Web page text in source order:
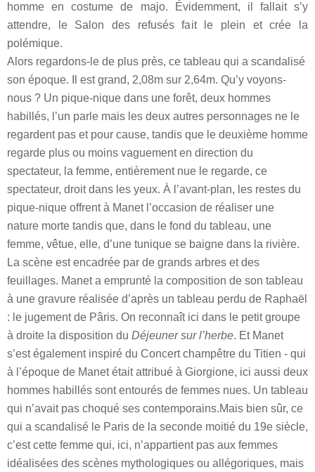
homme en costume de majo. Évidemment, il fallait s’y
attendre, le Salon des refusés fait le plein et crée la
polémique.
A lors regardons-le de plus près, ce tableau qui a scandalisé
son époque. Il est grand, 2,08m sur 2,64m. Qu’y voyons-
nous ? Un pique-nique dans une forêt, deux hommes
habillés, l’un parle mais les deux autres personnages ne le
regardent pas et pour cause, tandis que le deuxième homme
regarde plus ou moins vaguement en direction du
spectateur, la femme, entièrement nue le regarde, ce
spectateur, droit dans les yeux. À l’avant-plan, les restes du
pique-nique offrent à Manet l’occasion de réaliser une
nature morte tandis que, dans le fond du tableau, une
femme, vêtue, elle, d’une tunique se baigne dans la rivière.
La scène est encadrée par de grands arbres et des
feuillages. Manet a emprunté la composition de son tableau
à une gravure réalisée d’après un tableau perdu de Raphaël
: le jugement de Pâris. On reconnaît ici dans le petit groupe
à droite la disposition du Déjeuner sur l’herbe. Et Manet
s’est également inspiré du Concert champêtre du Titien - qui
à l’époque de Manet était attribué à Giorgione, ici aussi deux
hommes habillés sont entourés de femmes nues. Un tableau
qui n’avait pas choqué ses contemporains.Mais bien sûr, ce
qui a scandalisé le Paris de la seconde moitié du 19e siècle,
c’est cette femme qui, ici, n’appartient pas aux femmes
idéalisées des scènes mythologiques ou allégoriques, mais